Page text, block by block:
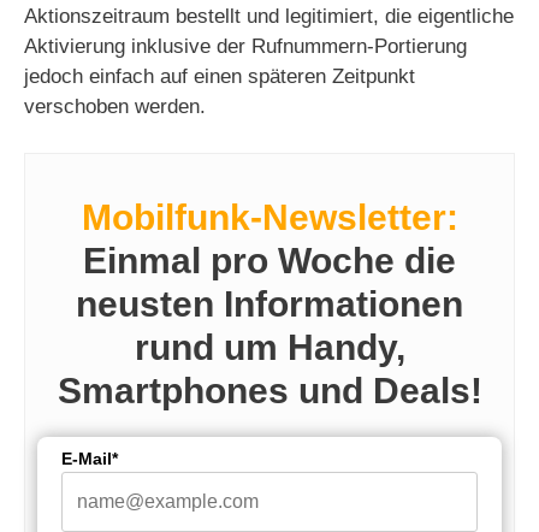
Aktionszeitraum bestellt und legitimiert, die eigentliche
Aktivierung inklusive der Rufnummern-Portierung
jedoch einfach auf einen späteren Zeitpunkt
verschoben werden.
Mobilfunk-Newsletter:
Einmal pro Woche die
neusten Informationen
rund um Handy,
Smartphones und Deals!
E-Mail*